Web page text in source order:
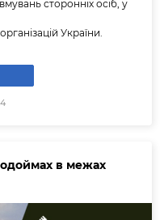
сторонніх осіб, у
України.
в межах